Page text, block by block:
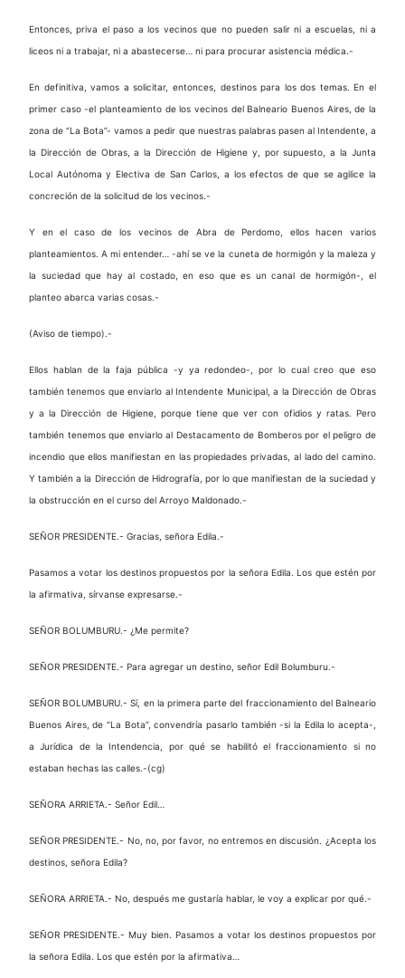
Entonces, priva el paso a los vecinos que no pueden salir ni a escuelas, ni a
liceos ni a trabajar, ni a abastecerse… ni para procurar asistencia médica.-
En definitiva, vamos a solicitar, entonces, destinos para los dos temas. En el
primer caso -el planteamiento de los vecinos del Balneario Buenos Aires, de la
zona de “La Bota”- vamos a pedir que nuestras palabras pasen al Intendente, a
la Dirección de Obras, a la Dirección de Higiene y, por supuesto, a la Junta
Local Autónoma y Electiva de San Carlos, a los efectos de que se agilice la
concreción de la solicitud de los vecinos.-
Y en el caso de los vecinos de Abra de Perdomo, ellos hacen varios
planteamientos. A mi entender… -ahí se ve la cuneta de hormigón y la maleza y
la suciedad que hay al costado, en eso que es un canal de hormigón-, el
planteo abarca varias cosas.-
(Aviso de tiempo).-
Ellos hablan de la faja pública -y ya redondeo-, por lo cual creo que eso
también tenemos que enviarlo al Intendente Municipal, a la Dirección de Obras
y a la Dirección de Higiene, porque tiene que ver con ofidios y ratas. Pero
también tenemos que enviarlo al Destacamento de Bomberos por el peligro de
incendio que ellos manifiestan en las propiedades privadas, al lado del camino.
Y también a la Dirección de Hidrografía, por lo que manifiestan de la suciedad y
la obstrucción en el curso del Arroyo Maldonado.-
SEÑOR PRESIDENTE.- Gracias, señora Edila.-
Pasamos a votar los destinos propuestos por la señora Edila. Los que estén por
la afirmativa, sírvanse expresarse.-
SEÑOR BOLUMBURU.- ¿Me permite?
SEÑOR PRESIDENTE.- Para agregar un destino, señor Edil Bolumburu.-
SEÑOR BOLUMBURU.- Sí, en la primera parte del fraccionamiento del Balneario
Buenos Aires, de “La Bota”, convendría pasarlo también -si la Edila lo acepta-,
a Jurídica de la Intendencia, por qué se habilitó el fraccionamiento si no
estaban hechas las calles.-(cg)
SEÑORA ARRIETA.- Señor Edil…
SEÑOR PRESIDENTE.- No, no, por favor, no entremos en discusión. ¿Acepta los
destinos, señora Edila?
SEÑORA ARRIETA.- No, después me gustaría hablar, le voy a explicar por qué.-
SEÑOR PRESIDENTE.- Muy bien. Pasamos a votar los destinos propuestos por
la señora Edila. Los que estén por la afirmativa…